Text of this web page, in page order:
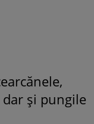
și pungile